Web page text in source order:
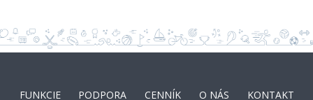
FUNKCIE PODPORA CENNÍK O NÁS KONTAKT